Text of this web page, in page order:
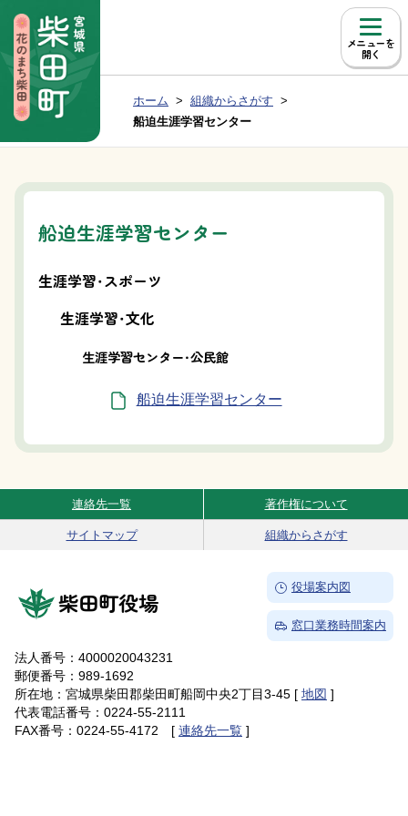
メニュー
Group NAV BreadCrumb
現在位置：
ホーム
組織からさがす
船迫生涯学習センター
船迫生涯学習センター
生涯学習・スポーツ
生涯学習・文化
生涯学習センター・公民館
船迫生涯学習センター
Site Navigation
連絡先一覧 著作権について
サイトマップ 組織からさがす
柴田町役場
→
役場案内図
→
窓口業務時間案内
法人番号：4000020043231
郵便番号：989-1692
所在地：宮城県柴田郡柴田町船岡中央2丁目3-45 [ 地図 ]
代表電話番号：0224-55-2111
FAX番号：0224-55-4172 [ 連絡先一覧 ]